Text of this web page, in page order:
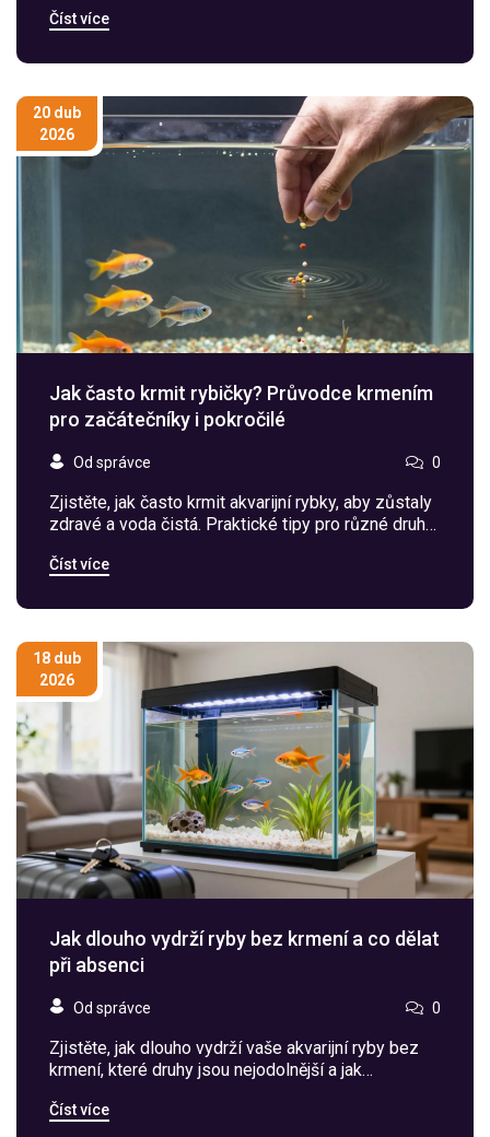
ekosystém.
Číst více
20 dub
2026
Jak často krmit rybičky? Průvodce krmením
pro začátečníky i pokročilé
Od správce 0
Zjistěte, jak často krmit akvarijní rybky, aby zůstaly
zdravé a voda čistá. Praktické tipy pro různé druhy
dovolenou.
Číst více
18 dub
2026
Jak dlouho vydrží ryby bez krmení a co dělat
při absenci
Od správce 0
Zjistěte, jak dlouho vydrží vaše akvarijní ryby bez
krmení, které druhy jsou nejodolnější a jak
se vyhnuli katastrofě.
Číst více